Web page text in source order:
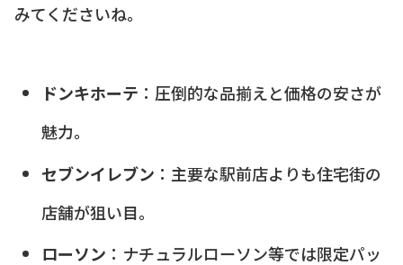
みてくださいね。
ドンキホーテ ：圧倒的な品揃えと価格の安さが
魅力。
セブンイレブン ：主要な駅前店よりも住宅街の
店舗が狙い目。
ローソン ：ナチュラルローソン等では限定パッ